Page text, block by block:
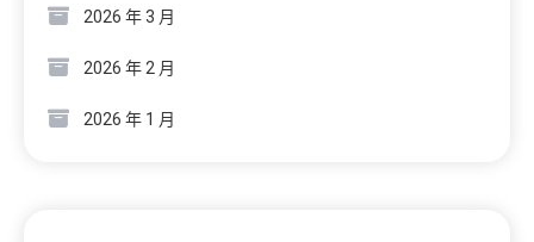
2026 年 3 月
2026 年 2 月
2026 年 1 月